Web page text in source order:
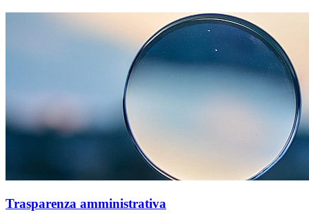
Trasparenza amministrativa